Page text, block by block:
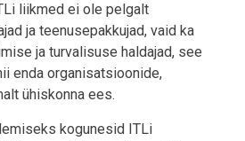
liikmed ei ole pelgalt
ja teenusepakkujad, vaid ka
ja turvalisuse haldajad, see
enda organisatsioonide,
ühiskonna ees.
kogunesid ITLi